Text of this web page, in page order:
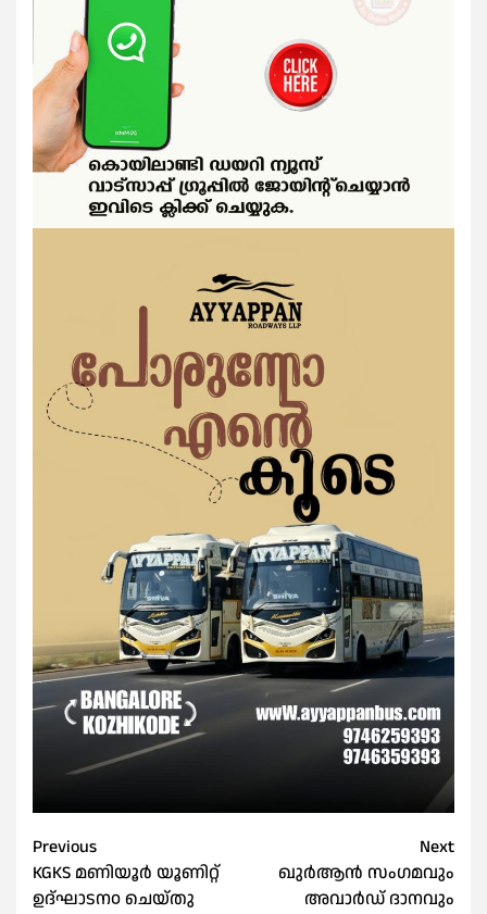
Post
navigation
Previous
KGKS മണിയൂർ യൂണിറ്റ്
ഉദ്ഘാടന൦ ചെയ്തു
Next
ഖുർആൻ സംഗമവും
അവാർഡ് ദാനവും